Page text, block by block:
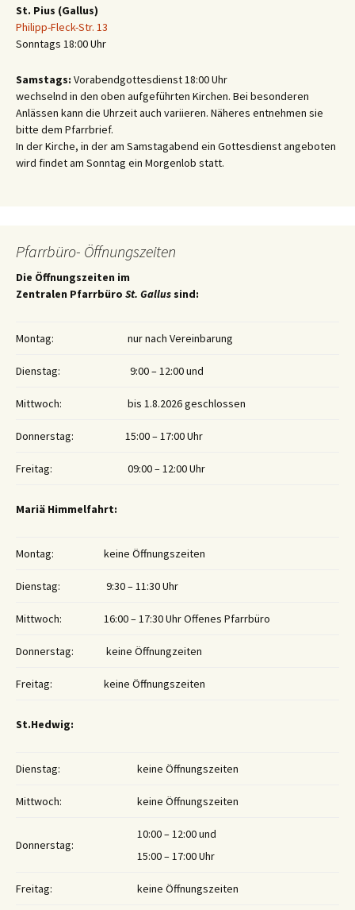
St. Pius (Gallus)
Philipp-Fleck-Str. 13
Sonntags 18:00 Uhr
Samstags: Vorabendgottesdienst 18:00 Uhr
wechselnd in den oben aufgeführten Kirchen. Bei besonderen
Anlässen kann die Uhrzeit auch variieren. Näheres entnehmen sie
bitte dem Pfarrbrief.
In der Kirche, in der am Samstagabend ein Gottesdienst angeboten
wird findet am Sonntag ein Morgenlob statt.
Pfarrbüro- Öffnungszeiten
Die Öffnungszeiten im
Zentralen Pfarrbüro St. Gallus sind:
Montag: nur nach Vereinbarung
Dienstag: 9:00 – 12:00 und
Mittwoch: bis 1.8.2026 geschlossen
Donnerstag: 15:00 – 17:00 Uhr
Freitag: 09:00 – 12:00 Uhr
Mariä Himmelfahrt:
Montag: keine Öffnungszeiten
Dienstag: 9:30 – 11:30 Uhr
Mittwoch: 16:00 – 17:30 Uhr Offenes Pfarrbüro
Donnerstag: keine Öffnungzeiten
Freitag: keine Öffnungszeiten
St.Hedwig:
Dienstag: keine Öffnungszeiten
Mittwoch: keine Öffnungszeiten
Donnerstag:
10:00 – 12:00 und
15:00 – 17:00 Uhr
Freitag: keine Öffnungszeiten